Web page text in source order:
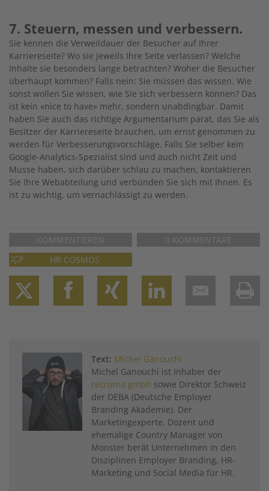
7. Steuern, messen und verbessern.
Sie kennen die Verweildauer der Besucher auf Ihrer
Karriereseite? Wo sie jeweils Ihre Seite verlassen? Welche
Inhalte sie besonders lange betrachten? Woher die Besucher
überhaupt kommen? Falls nein: Sie müssen das wissen. Wie
sonst wollen Sie wissen, wie Sie sich verbessern können? Das
ist kein «nice to have» mehr, sondern unabdingbar. Damit
haben Sie auch das richtige Argumentarium parat, das Sie als
Besitzer der Karriereseite brauchen, um ernst genommen zu
werden für Verbesserungsvorschläge. Falls Sie selber kein
Google-Analytics-Spezialist sind und auch nicht Zeit und
Musse haben, sich darüber schlau zu machen, kontaktieren
Sie Ihre Webabteilung und verbünden Sie sich mit Ihnen. Es
ist zu wichtig, um vernachlässigt zu werden.
KOMMENTIEREN
0 KOMMENTARE
HR COSMOS
TwitterFacebook
XINGLinkedIn
Email
Text: Michel Ganouchi
Michel Ganouchi ist Inhaber der
recruma gmbh sowie Direktor Schweiz
der DEBA (Deutsche Employer
Branding Akademie). Der
Marketingexperte, Dozent und
ehemalige Country Manager von
Monster berät Unternehmen in den
Disziplinen Employer Branding, HR-
Marketing und Social Media für HR.